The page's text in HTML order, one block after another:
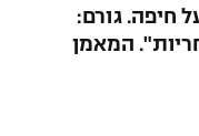
חיפה. גורם:
המאמן